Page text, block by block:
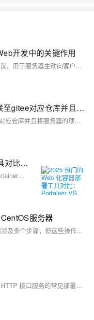
开发中的关键作用
服务器发送事件（SSE）是HTML5标准协议，用于服务器主动向客户端推送实时数据，适合单向通信场景。相比WebSocket，SSE更简洁高效，基于HTTP协议，具备自动重连、事件驱动等特性。常见应用场景包括实时通知、新闻推送、数据分析等。通过Apipost等工具可轻松调试SSE，助力开发者构建高效实时Web应用。示例中，电商平台利用SSE实现秒杀活动通知，显著减少延迟并简化架构。掌握SSE技术，能大幅提升用户体验与开发效率。
服务器已经搭建好的项目如何关联至gitee对应仓库并且将服务器的项目代码推送至gitee-优雅草卓伊凡
服务器已经搭建好的项目如何关联至gitee对应仓库并且将服务器的项目代码推送至gitee-优雅草卓伊凡
2025 热门的 Web 化容器部署工具对比：Portainer VS Websoft9
2025年热门Web化容器部署工具对比：Portainer与Websoft9。Portainer以轻量可视化管理见长，适合技术团队运维；Websoft9则提供一站式应用部署与容器管理，内置丰富开源模板，降低中小企业部署门槛。两者各有优势，助力企业提升容器化效率。
服务器
总而言之，Apache NiFi的编译和部署虽然涉及多个步骤，但这些操作步骤简明扼要，即使是不太熟悉Java或Maven的用户也能跟随指南完成。通过遵循上述步骤，您将能够在CentOS服务器上成功部署Apache NiFi，为您的数据流处理任务建立一个功能强大的平台。
本文总结了现代 Web 开发中 Spring Boot HTTP 接口服务的常见部署模式，包括 Servlet 与 Reactive 模型、内置与外置容器、物理机 / 容器 / 云环境部署及单体与微服务架构，帮助开发者根据实际场景选择合适的方案。